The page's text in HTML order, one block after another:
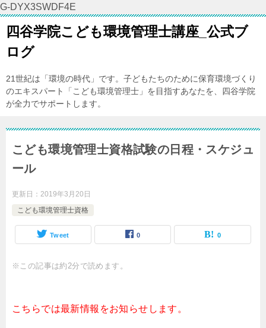
G-DYX3SWDF4E
四谷学院こども環境管理士講座_公式ブ
ログ
21世紀は「環境の時代」です。子どもたちのために保育環境づくり
のエキスパート「こども環境管理士」を目指すあなたを、四谷学院
が全力でサポートします。
こども環境管理士資格試験の日程・スケジュ
ール
更新日： 2019年3月20日
こども環境管理士資格
Tweet 0 0
※この記事は約2分で読めます。
こちらでは最新情報をお知らせします。